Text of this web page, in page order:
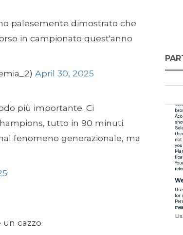
palesemente dimostrato che
in campionato quest'anno
April 30, 2025
più importante. Ci
tutto in 90 minuti.
fenomeno generazionale, ma
un cazzo